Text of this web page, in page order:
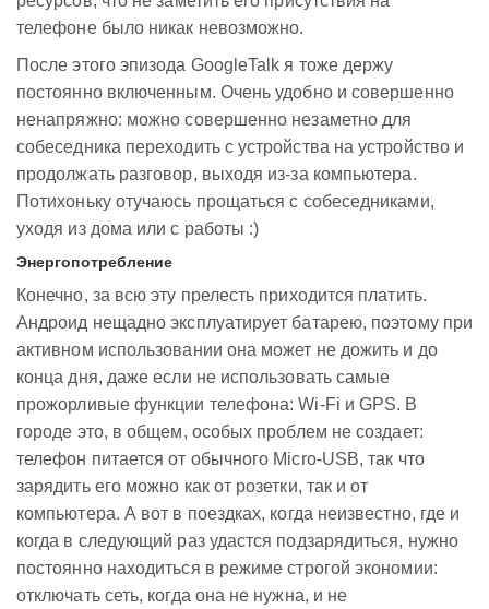
телефоне было никак невозможно.
После этого эпизода GoogleTalk я тоже держу
постоянно включенным. Очень удобно и совершенно
ненапряжно: можно совершенно незаметно для
собеседника переходить с устройства на устройство и
продолжать разговор, выходя из-за компьютера.
Потихоньку отучаюсь прощаться с собеседниками,
уходя из дома или с работы :)
Энергопотребление
Конечно, за всю эту прелесть приходится платить.
Андроид нещадно эксплуатирует батарею, поэтому при
активном использовании она может не дожить и до
конца дня, даже если не использовать самые
прожорливые функции телефона: Wi-Fi и GPS. В
городе это, в общем, особых проблем не создает:
телефон питается от обычного Micro-USB, так что
зарядить его можно как от розетки, так и от
компьютера. А вот в поездках, когда неизвестно, где и
когда в следующий раз удастся подзарядиться, нужно
постоянно находиться в режиме строгой экономии:
отключать сеть, когда она не нужна, и не